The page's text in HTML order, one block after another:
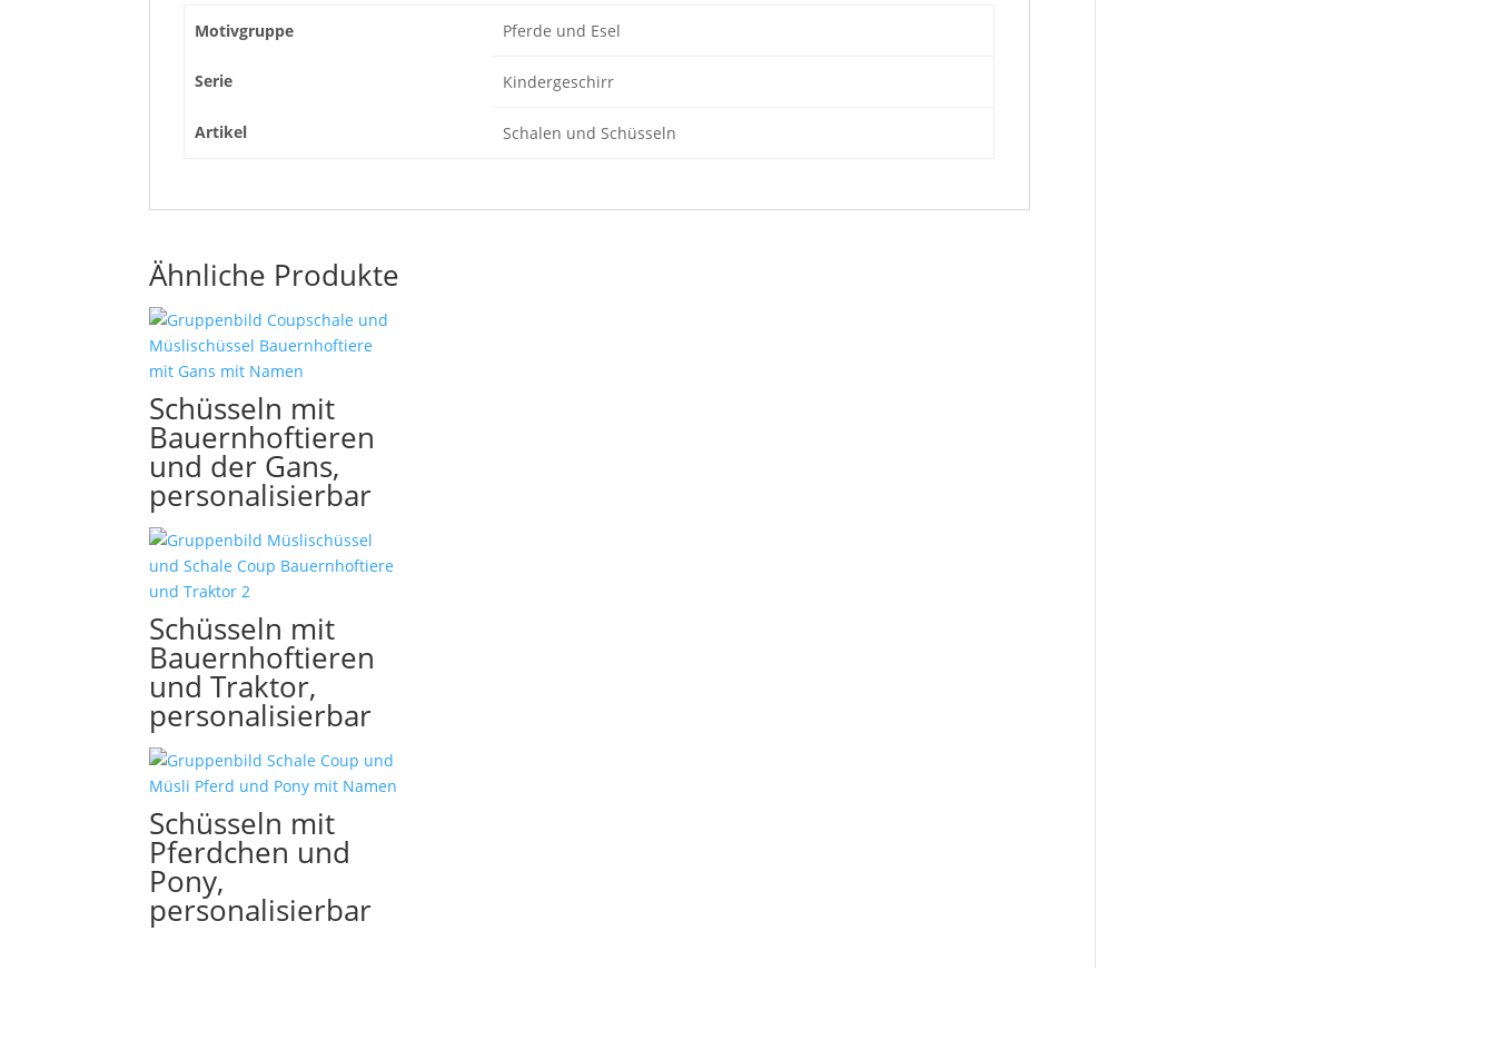
Motivgruppe Pferde und Esel
Serie Kindergeschirr
Artikel Schalen und Schüsseln
Ähnliche Produkte
Schüsseln mit
Bauernhoftieren
und der Gans,
personalisierbar
Schüsseln mit
Bauernhoftieren
und Traktor,
personalisierbar
Schüsseln mit
Pferdchen und
Pony,
personalisierbar